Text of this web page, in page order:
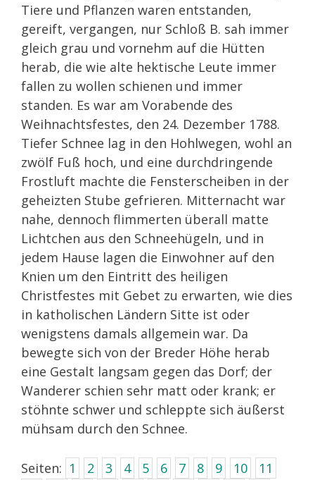
Tiere und Pflanzen waren entstanden,
gereift, vergangen, nur Schloß B. sah immer
gleich grau und vornehm auf die Hütten
herab, die wie alte hektische Leute immer
fallen zu wollen schienen und immer
standen. Es war am Vorabende des
Weihnachtsfestes, den 24. Dezember 1788.
Tiefer Schnee lag in den Hohlwegen, wohl an
zwölf Fuß hoch, und eine durchdringende
Frostluft machte die Fensterscheiben in der
geheizten Stube gefrieren. Mitternacht war
nahe, dennoch flimmerten überall matte
Lichtchen aus den Schneehügeln, und in
jedem Hause lagen die Einwohner auf den
Knien um den Eintritt des heiligen
Christfestes mit Gebet zu erwarten, wie dies
in katholischen Ländern Sitte ist oder
wenigstens damals allgemein war. Da
bewegte sich von der Breder Höhe herab
eine Gestalt langsam gegen das Dorf; der
Wanderer schien sehr matt oder krank; er
stöhnte schwer und schleppte sich äußerst
mühsam durch den Schnee.
Seiten: 1 2 3 4 5 6 7 8 9 10
11